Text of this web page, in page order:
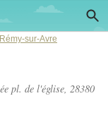
sur-Avre
pl. de l'église, 28380